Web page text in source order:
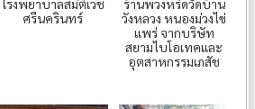
ศรีนครินทร์
ร้านพวงหรีดวัดบ้าน
วังหลวง หนองม่วงไข่
แพร่ จากบริษัท
สยามไบโอเทคและ
อุตสาหกรรมเภสัช